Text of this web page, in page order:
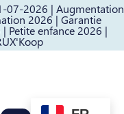
07-2026 | Augmentation
2026 | Garantie
| Petite enfance 2026 |
pied de page